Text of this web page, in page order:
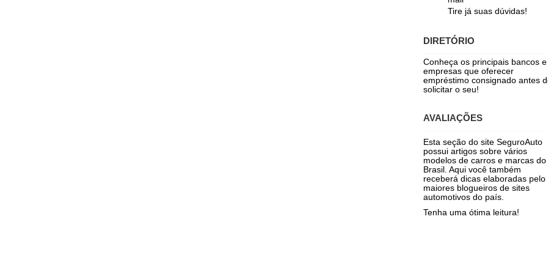
Tire já suas dúvidas!
DIRETÓRIO
Conheça os principais bancos e
empresas que oferecer
empréstimo consignado antes
solicitar o seu!
AVALIAÇÕES
Esta seção do site SeguroAuto
possui artigos sobre vários
modelos de carros e marcas do
Brasil. Aqui você também
receberá dicas elaboradas pelo
maiores blogueiros de sites
automotivos do país.
Tenha uma ótima leitura!